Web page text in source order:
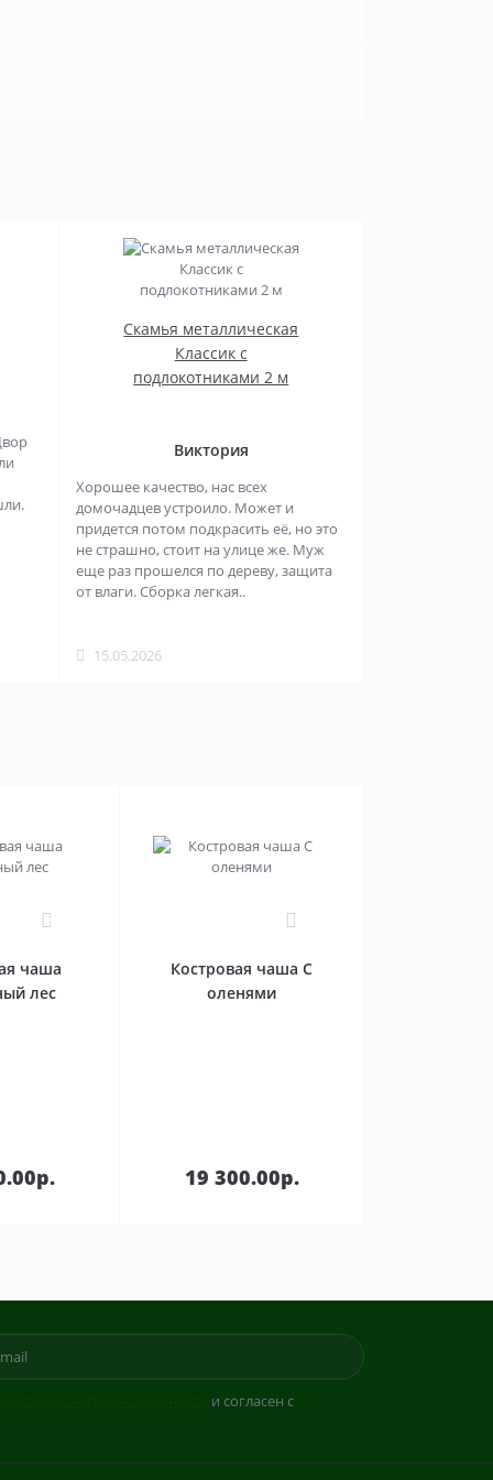
Скамья металлическая
Классик с
подлокотниками 2 м
Виктория
Хорошее качество, нас всех
домочадцев устроило. Может и
придется потом подкрасить её, но это
не страшно, стоит на улице же. Муж
еще раз прошелся по дереву, защита
от влаги. Сборка легкая..
15.05.2026
чаша
лес
Костровая чаша С
оленями
19 300.00р.
корзину
и согласен с